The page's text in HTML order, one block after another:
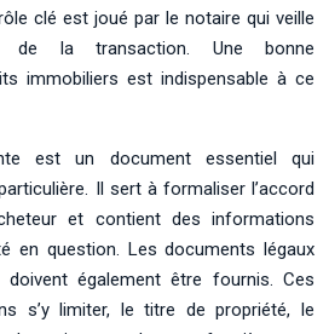
clé est joué par le notaire qui veille
de la transaction. Une bonne
immobiliers est indispensable à ce
est un document essentiel qui
Il sert à formaliser l’accord
et contient des informations
en question. Les documents légaux
également être fournis. Ces
s’y limiter, le titre de propriété, le